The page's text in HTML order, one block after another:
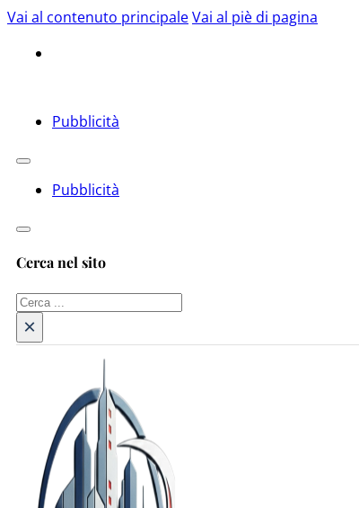
Vai al contenuto principaleVai al piè di pagina
Pubblicità
Pubblicità
Cerca nel sito
Cerca
×